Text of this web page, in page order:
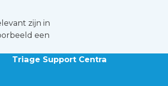
zijn in
een
Triage Support Centra